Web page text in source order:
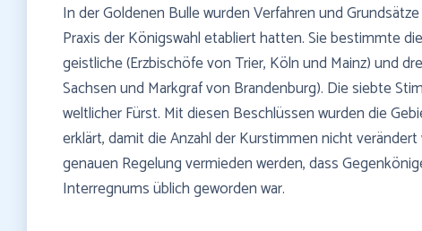
In der Goldenen Bulle wurden Verfahren und
Praxis der Königswahl etabliert hatten. Sie bestimmte
geistliche (Erzbischöfe von Trier, Köln und Mainz) und
Sachsen und Markgraf von Brandenburg). Die siebte
weltlicher Fürst. Mit diesen Beschlüssen wurden die
erklärt, damit die Anzahl der Kurstimmen nicht
genauen Regelung vermieden werden, dass
Interregnums üblich geworden war.